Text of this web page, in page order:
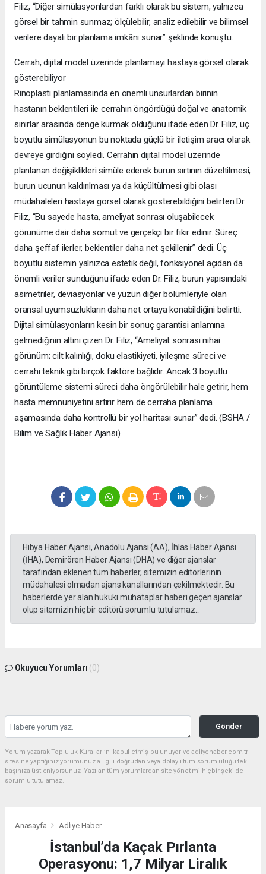
Filiz, “Diğer simülasyonlardan farklı olarak bu sistem, yalnızca
görsel bir tahmin sunmaz; ölçülebilir, analiz edilebilir ve bilimsel
verilere dayalı bir planlama imkânı sunar” şeklinde konuştu.
Cerrah, dijital model üzerinde planlamayı hastaya görsel olarak
gösterebiliyor
Rinoplasti planlamasında en önemli unsurlardan birinin
hastanın beklentileri ile cerrahın öngördüğü doğal ve anatomik
sınırlar arasında denge kurmak olduğunu ifade eden Dr. Filiz, üç
boyutlu simülasyonun bu noktada güçlü bir iletişim aracı olarak
devreye girdiğini söyledi. Cerrahın dijital model üzerinde
planlanan değişiklikleri simüle ederek burun sırtının düzeltilmesi,
burun ucunun kaldırılması ya da küçültülmesi gibi olası
müdahaleleri hastaya görsel olarak gösterebildiğini belirten Dr.
Filiz, “Bu sayede hasta, ameliyat sonrası oluşabilecek
görünüme dair daha somut ve gerçekçi bir fikir edinir. Süreç
daha şeffaf ilerler, beklentiler daha net şekillenir” dedi. Üç
boyutlu sistemin yalnızca estetik değil, fonksiyonel açıdan da
önemli veriler sunduğunu ifade eden Dr. Filiz, burun yapısındaki
asimetriler, deviasyonlar ve yüzün diğer bölümleriyle olan
oransal uyumsuzlukların daha net ortaya konabildiğini belirtti.
Dijital simülasyonların kesin bir sonuç garantisi anlamına
gelmediğinin altını çizen Dr. Filiz, “Ameliyat sonrası nihai
görünüm; cilt kalınlığı, doku elastikiyeti, iyileşme süreci ve
cerrahi teknik gibi birçok faktöre bağlıdır. Ancak 3 boyutlu
görüntüleme sistemi süreci daha öngörülebilir hale getirir, hem
hasta memnuniyetini artırır hem de cerraha planlama
aşamasında daha kontrollü bir yol haritası sunar” dedi. (BSHA /
Bilim ve Sağlık Haber Ajansı)
Hibya Haber Ajansı, Anadolu Ajansı (AA), İhlas Haber Ajansı
(İHA), Demirören Haber Ajansı (DHA) ve diğer ajanslar
tarafından eklenen tüm haberler, sitemizin editörlerinin
müdahalesi olmadan ajans kanallarından çekilmektedir. Bu
haberlerde yer alan hukuki muhataplar haberi geçen ajanslar
olup sitemizin hiç bir editörü sorumlu tutulamaz...
Okuyucu Yorumları (0)
Gönder
Yorum yazarak Topluluk Kuralları’nı kabul etmiş bulunuyor ve adliyehaber.com.tr
sitesine yaptığınız yorumunuzla ilgili doğrudan veya dolaylı tüm sorumluluğu tek
başınıza üstleniyorsunuz. Yazılan tüm yorumlardan site yönetimi hiçbir şekilde
sorumlu tutulamaz.
Anasayfa Adliye Haber
İstanbul’da Kaçak Pırlanta
Operasyonu: 1,7 Milyar Liralık